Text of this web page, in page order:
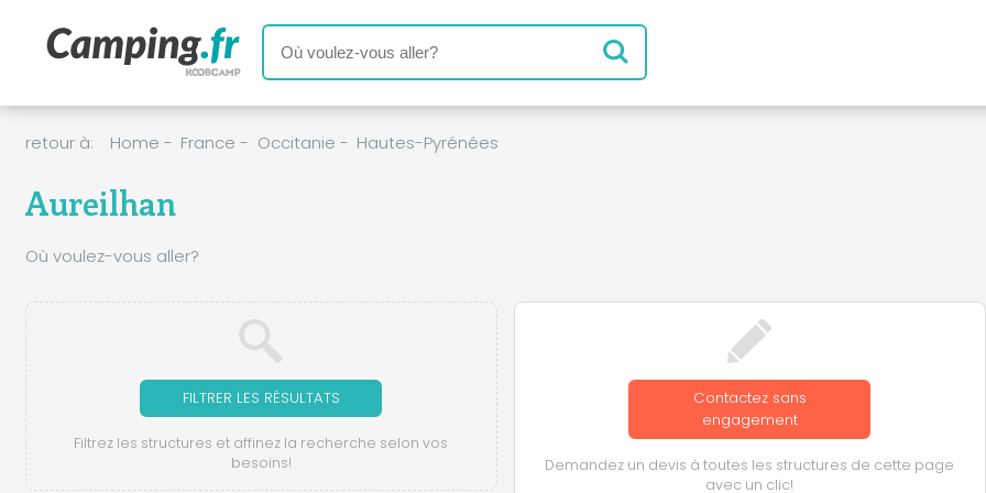
retour à: Home - France - Occitanie - Hautes-Pyrénées
Aureilhan
Où voulez-vous aller?
FILTRER LES RÉSULTATS
Filtrez les structures et affinez la recherche selon vos
besoins!
Contactez sans
engagement
Demandez un devis à toutes les structures de cette page
avec un clic!